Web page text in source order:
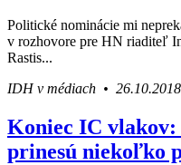
Politické nominácie mi
v rozhovore pre HN riaditeľ
Rastis...
IDH v médiach • 26.10.2018
Koniec IC vlakov:
prinesú niekoľko